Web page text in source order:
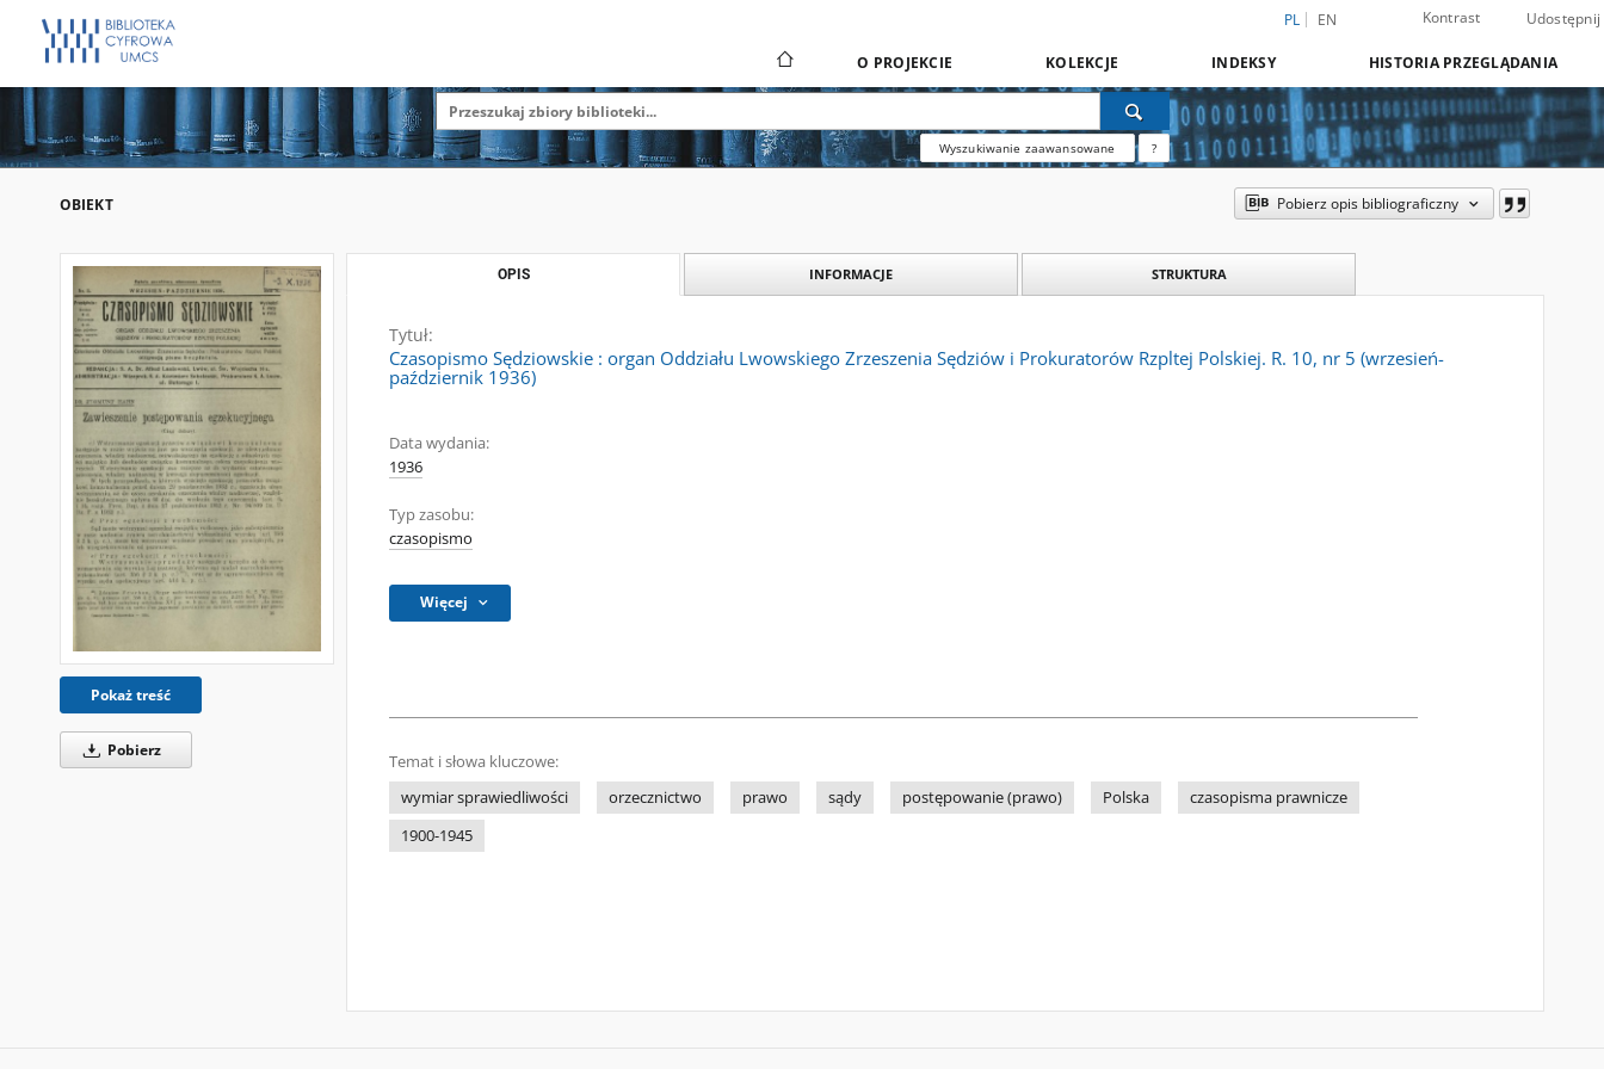
PL EN Kontrast Udostępnij
O PROJEKCIE KOLEKCJE INDEKSY HISTORIA PRZEGLĄDANIA
Wyszukiwanie zaawansowane ?
OBIEKT Pobierz opis bibliograficzny
Pokaż treść
Pobierz
OPIS INFORMACJE STRUKTURA
Tytuł:
Czasopismo Sędziowskie : organ Oddziału Lwowskiego Zrzeszenia Sędziów i Prokuratorów Rzpltej Polskiej. R. 10, nr 5 (wrzesień-
październik 1936)
Data wydania:
1936
Typ zasobu:
czasopismo
Więcej
Temat i słowa kluczowe:
wymiar sprawiedliwości
orzecznictwo prawo sądy postępowanie (prawo) Polska
czasopisma prawnicze
1900-1945